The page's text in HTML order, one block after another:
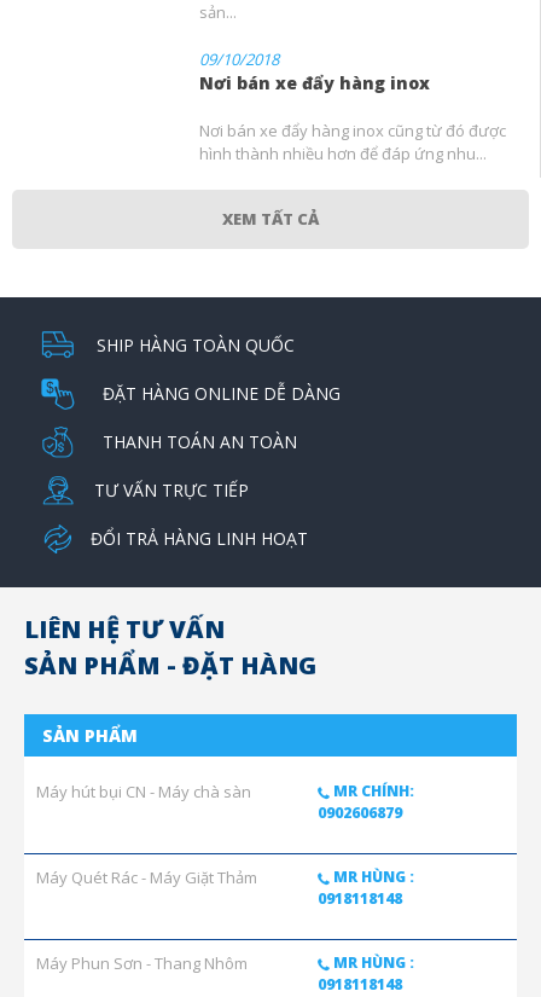
sản...
09/10/2018
Nơi bán xe đẩy hàng inox
Nơi bán xe đẩy hàng inox cũng từ đó được
hình thành nhiều hơn để đáp ứng nhu...
XEM TẤT CẢ
SHIP HÀNG TOÀN QUỐC
ĐẶT HÀNG ONLINE DỄ DÀNG
THANH TOÁN AN TOÀN
TƯ VẤN TRỰC TIẾP
ĐỔI TRẢ HÀNG LINH HOẠT
LIÊN HỆ TƯ VẤN
SẢN PHẨM - ĐẶT HÀNG
SẢN PHẨM
Máy hút bụi CN - Máy chà sàn
MR CHÍNH:
0902606879
Máy Quét Rác - Máy Giặt Thảm
MR HÙNG :
0918118148
Máy Phun Sơn - Thang Nhôm
MR HÙNG :
0918118148